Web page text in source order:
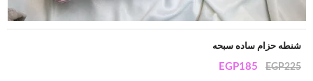
شنطه حزام ساده سبحه
EGP225
EGP185